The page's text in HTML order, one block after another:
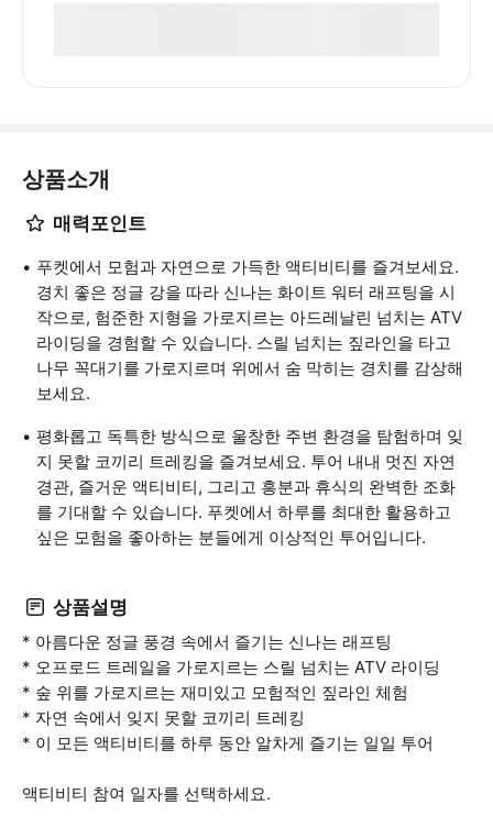
상품소개
매력포인트
푸켓에서 모험과 자연으로 가득한 액티비티를 즐겨보세요.
경치 좋은 정글 강을 따라 신나는 화이트 워터 래프팅을 시
작으로, 험준한 지형을 가로지르는 아드레날린 넘치는 ATV
라이딩을 경험할 수 있습니다. 스릴 넘치는 짚라인을 타고
나무 꼭대기를 가로지르며 위에서 숨 막히는 경치를 감상해
보세요.
평화롭고 독특한 방식으로 울창한 주변 환경을 탐험하며 잊
지 못할 코끼리 트레킹을 즐겨보세요. 투어 내내 멋진 자연
경관, 즐거운 액티비티, 그리고 흥분과 휴식의 완벽한 조화
를 기대할 수 있습니다. 푸켓에서 하루를 최대한 활용하고
싶은 모험을 좋아하는 분들에게 이상적인 투어입니다.
상품설명
* 아름다운 정글 풍경 속에서 즐기는 신나는 래프팅
* 오프로드 트레일을 가로지르는 스릴 넘치는 ATV 라이딩
* 숲 위를 가로지르는 재미있고 모험적인 짚라인 체험
* 자연 속에서 잊지 못할 코끼리 트레킹
* 이 모든 액티비티를 하루 동안 알차게 즐기는 일일 투어
액티비티 참여 일자를 선택하세요.